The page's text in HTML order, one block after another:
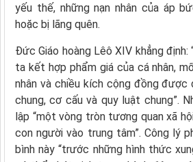
yếu thế, những nạn nhân của áp
hoặc bị lãng quên.
Đức Giáo hoàng Lêô XIV khẳng định:
ta kết hợp phẩm giá của cá nhân,
nhân và chiều kích cộng đồng
chung, cơ cấu và quy luật chung”.
lập “một vòng tròn tương quan xã
con người vào trung tâm”. Công lý
bình này “trước những hình thức